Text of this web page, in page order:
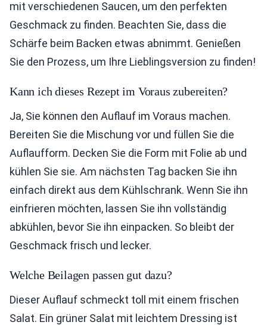
mit verschiedenen Saucen, um den perfekten
Geschmack zu finden. Beachten Sie, dass die
Schärfe beim Backen etwas abnimmt. Genießen
Sie den Prozess, um Ihre Lieblingsversion zu finden!
Kann ich dieses Rezept im Voraus zubereiten?
Ja, Sie können den Auflauf im Voraus machen.
Bereiten Sie die Mischung vor und füllen Sie die
Auflaufform. Decken Sie die Form mit Folie ab und
kühlen Sie sie. Am nächsten Tag backen Sie ihn
einfach direkt aus dem Kühlschrank. Wenn Sie ihn
einfrieren möchten, lassen Sie ihn vollständig
abkühlen, bevor Sie ihn einpacken. So bleibt der
Geschmack frisch und lecker.
Welche Beilagen passen gut dazu?
Dieser Auflauf schmeckt toll mit einem frischen
Salat. Ein grüner Salat mit leichtem Dressing ist